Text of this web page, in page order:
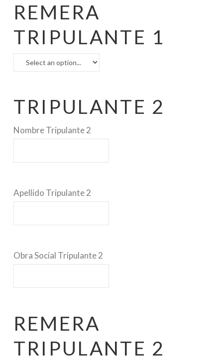
REMERA
TRIPULANTE 1
TRIPULANTE 2
Nombre Tripulante 2
Apellido Tripulante 2
Obra Social Tripulante 2
REMERA
TRIPULANTE 2